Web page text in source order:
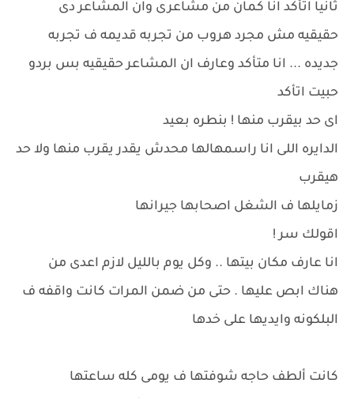
ثانيا اتأكد انا كمان من مشاعرى وان المشاعر دى
حقيقيه مش مجرد هروب من تجربه قديمه ف تجربه
جديده ... انا متأكد وعارف ان المشاعر حقيقيه بس بردو
حبيت اتأكد
اى حد بيقرب منها ! بنطره بعيد
الدايره اللى انا راسمهالها محدش يقدر يقرب منها ولا حد
هيقرب
زمايلها ف الشغل اصحابها جيرانها
اقولك سر !
انا عارف مكان بيتها .. وكل يوم بالليل لازم اعدى من
هناك ابص عليها . حتى من ضمن المرات كانت واقفه ف
البلكونه وايديها على خدها
كانت ألطف حاجه شوفتها ف يومى كله ساعتها